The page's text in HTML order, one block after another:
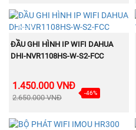
NEW
MUA NGAY
ĐẦU GHI HÌNH IP WIFI DAHUA
DHI-NVR1108HS-W-S2-FCC
1.450.000 VNĐ
2.650.000 VNĐ
-46%